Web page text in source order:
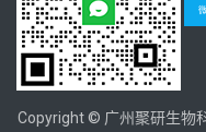
Copyright © 广州聚研生